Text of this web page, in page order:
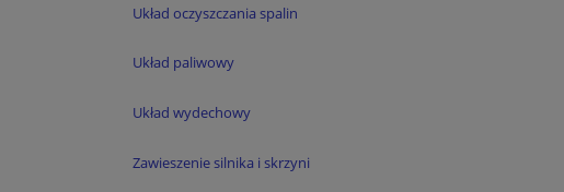
Układ oczyszczania spalin
Układ paliwowy
Układ wydechowy
Zawieszenie silnika i skrzyni